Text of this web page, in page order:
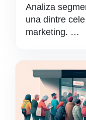
Analiza
una dintre
marketing. …